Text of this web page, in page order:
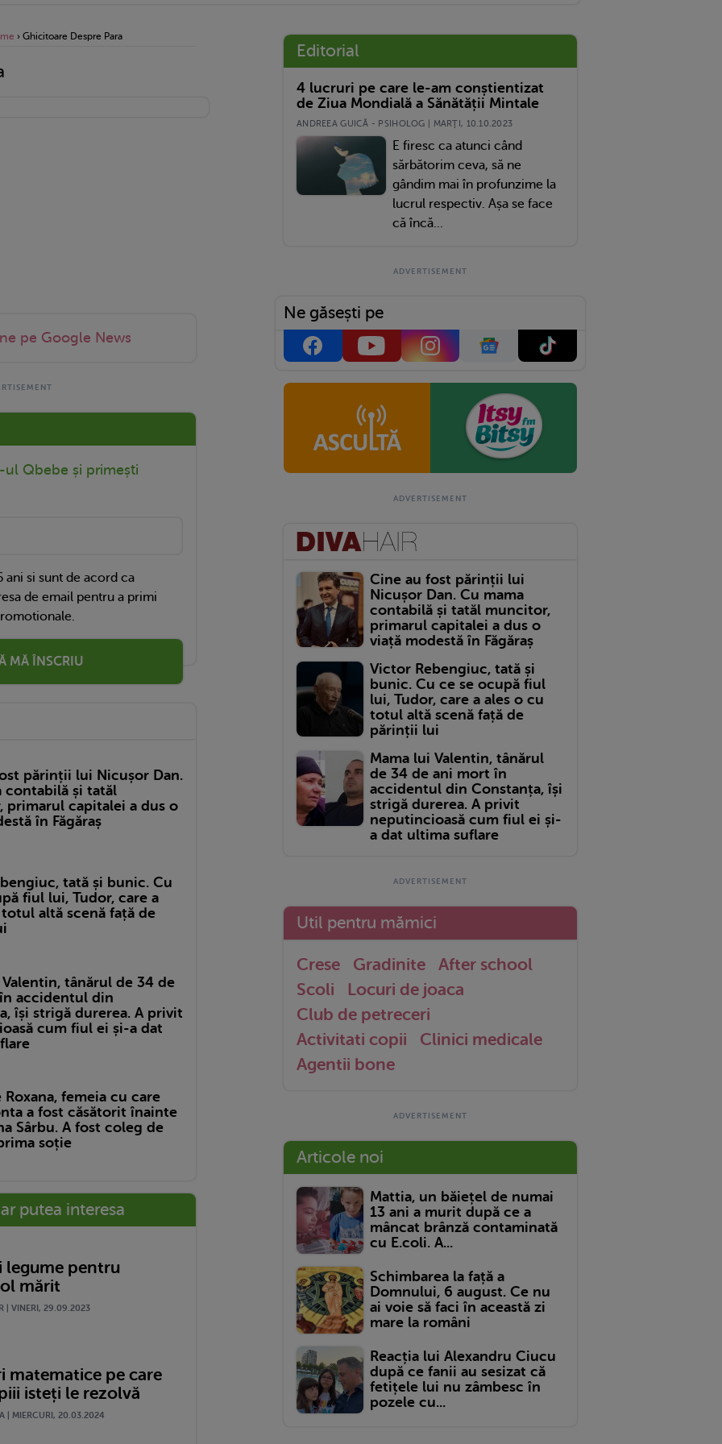
› Ghicitoare Despre Para
pe Google News
Qbebe și primești
ani si sunt de acord ca
de email pentru a primi
MĂ ÎNSCRIU
părinții lui Nicușor Dan.
contabilă și tatăl
primarul capitalei a dus o
în Făgăraș
tată și bunic. Cu
fiul lui, Tudor, care a
altă scenă față de
tânărul de 34 de
accidentul din
își strigă durerea. A privit
cum fiul ei și-a dat
Roxana, femeia cu care
a fost căsătorit înainte
Sârbu. A fost coleg de
soție
putea interesa
legume pentru
mărit
| VINERI, 29.09.2023
matematice pe care
isteți le rezolvă
| MIERCURI, 20.03.2024
Editorial
4 lucruri pe care le-am conștientizat
de Ziua Mondială a Sănătății Mintale
ANDREEA GUICĂ - PSIHOLOG | MARŢI, 10.10.2023
E firesc ca atunci când
sărbătorim ceva, să ne
gândim mai în profunzime la
lucrul respectiv. Așa se face
că încă...
Ne găsești pe
Cine au fost părinții lui
Nicușor Dan. Cu mama
contabilă și tatăl muncitor,
primarul capitalei a dus o
viață modestă în Făgăraș
Victor Rebengiuc, tată și
bunic. Cu ce se ocupă fiul
lui, Tudor, care a ales o cu
totul altă scenă față de
părinții lui
Mama lui Valentin, tânărul
de 34 de ani mort în
accidentul din Constanța, își
strigă durerea. A privit
neputincioasă cum fiul ei și-
a dat ultima suflare
Util pentru mămici
Crese Gradinite
After school
Scoli
Locuri de joaca
Club de petreceri
Activitati copii
Clinici medicale
Agentii bone
Articole noi
Mattia, un băiețel de numai
13 ani a murit după ce a
mâncat brânză contaminată
cu E.coli. A...
Schimbarea la față a
Domnului, 6 august. Ce nu
ai voie să faci în această zi
mare la români
Reacția lui Alexandru Ciucu
după ce fanii au sesizat că
fetițele lui nu zâmbesc în
pozele cu...